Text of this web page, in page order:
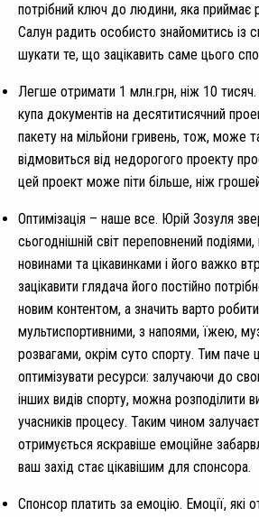
потрібний ключ до людини, яка приймає
Салун радить особисто знайомитись із
шукати те, що зацікавить саме цього
Легше отримати 1 млн.грн, ніж 10
купа документів на десятитисячний
пакету на мільйони гривень, тож, може
відмовиться від недорогого проекту
цей проект може піти більше, ніж
Оптимізація – наше все. Юрій Зозуля
сьогоднішній світ переповнений
новинами та цікавинками і його важко
зацікавити глядача його постійно
новим контентом, а значить варто
мультиспортивними, з напоями, їжею,
розвагами, окрім суто спорту. Тим паче
оптимізувати ресурси: залучаючи до
інших видів спорту, можна розподілити
учасників процесу. Таким чином
отримується яскравіше емоційне
ваш захід стає цікавішим для спонсора.
Спонсор платить за емоцію. Емоції, які